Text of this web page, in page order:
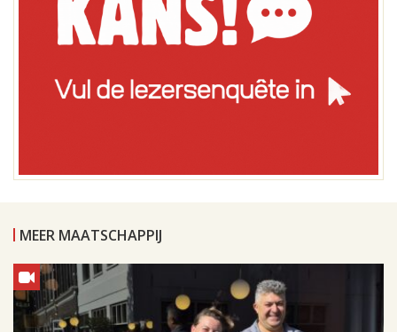
MEER MAATSCHAPPIJ